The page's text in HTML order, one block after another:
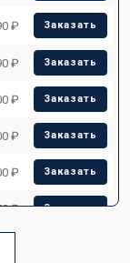
₽ Заказать
₽ Заказать
₽ Заказать
₽ Заказать
₽ Заказать
₽ Заказать